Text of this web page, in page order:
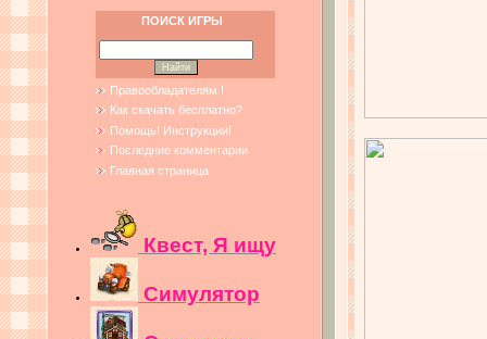
ПОИСК ИГРЫ
Правообладателям !
Как скачать бесплатно?
Помощь! Инструкции!
Последние комментарии
Главная страница
Квест, Я ищу
Симулятор